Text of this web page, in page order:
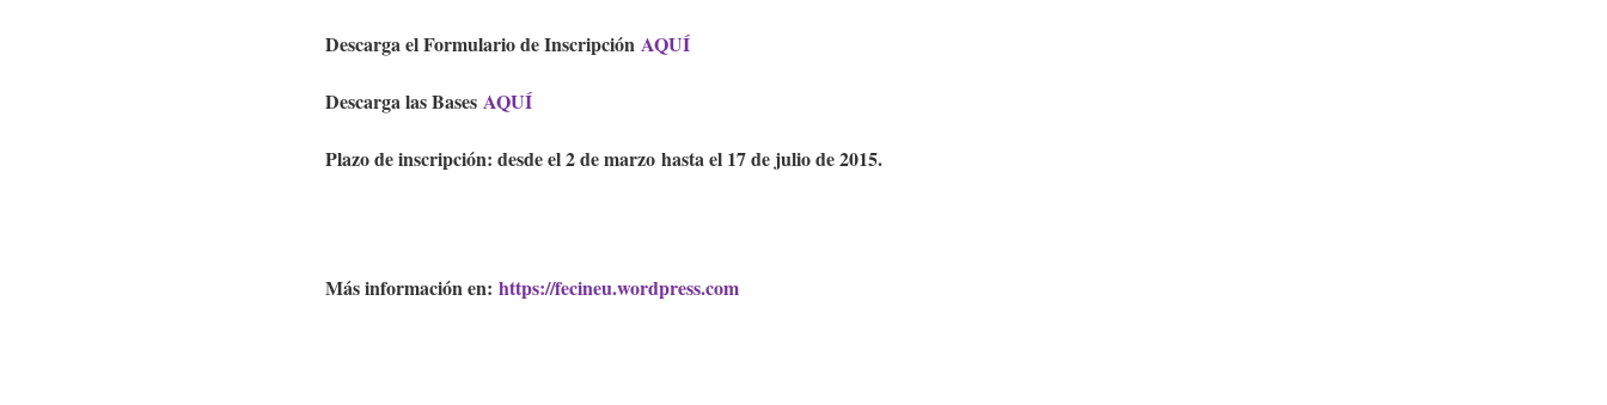
Descarga el Formulario de Inscripción AQUÍ
Descarga las Bases AQUÍ
Plazo de inscripción: desde el 2 de marzo hasta el 17 de julio de 2015.
Más información en: https://fecineu.wordpress.com